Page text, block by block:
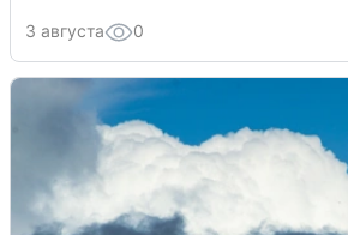
3 августа 0